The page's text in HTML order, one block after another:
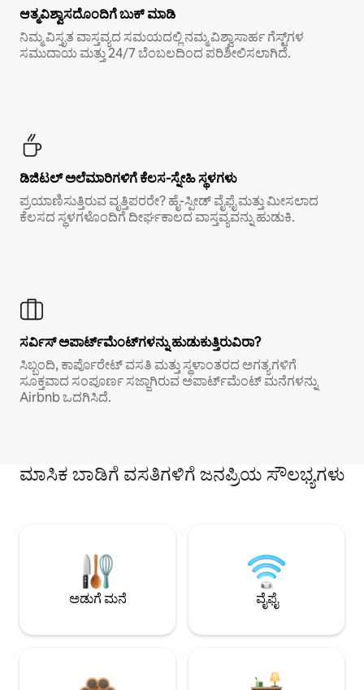
ಆತ್ಮವಿಶ್ವಾಸದೊಂದಿಗೆ ಬುಕ್ ಮಾಡಿ
ನಿಮ್ಮ ವಿಸ್ತೃತ ವಾಸ್ತವ್ಯದ ಸಮಯದಲ್ಲಿ ನಮ್ಮ ವಿಶ್ವಾಸಾರ್ಹ ಗೆಸ್ಟ್‌ಗಳ
ಸಮುದಾಯ ಮತ್ತು 24/7 ಬೆಂಬಲದಿಂದ ಪರಿಶೀಲಿಸಲಾಗಿದೆ.
ಡಿಜಿಟಲ್ ಅಲೆಮಾರಿಗಳಿಗೆ ಕೆಲಸ-ಸ್ನೇಹಿ ಸ್ಥಳಗಳು
ಪ್ರಯಾಣಿಸುತ್ತಿರುವ ವೃತ್ತಿಪರರೇ? ಹೈ-ಸ್ಪೀಡ್ ವೈಫೈ ಮತ್ತು ಮೀಸಲಾದ
ಕೆಲಸದ ಸ್ಥಳಗಳೊಂದಿಗೆ ದೀರ್ಘಕಾಲದ ವಾಸ್ತವ್ಯವನ್ನು ಹುಡುಕಿ.
ಸರ್ವಿಸ್ ಅಪಾರ್ಟ್‌ಮೆಂಟ್‌ಗಳನ್ನು ಹುಡುಕುತ್ತಿರುವಿರಾ?
ಸಿಬ್ಬಂದಿ, ಕಾರ್ಪೊರೇಟ್ ವಸತಿ ಮತ್ತು ಸ್ಥಳಾಂತರದ ಅಗತ್ಯಗಳಿಗೆ
ಸೂಕ್ತವಾದ ಸಂಪೂರ್ಣ ಸಜ್ಜಾಗಿರುವ ಅಪಾರ್ಟ್‌ಮೆಂಟ್ ಮನೆಗಳನ್ನು
Airbnb ಒದಗಿಸಿದೆ.
ಮಾಸಿಕ ಬಾಡಿಗೆ ವಸತಿಗಳಿಗೆ ಜನಪ್ರಿಯ ಸೌಲಭ್ಯಗಳು
ಅಡುಗೆ ಮನೆ ವೈಫೈ